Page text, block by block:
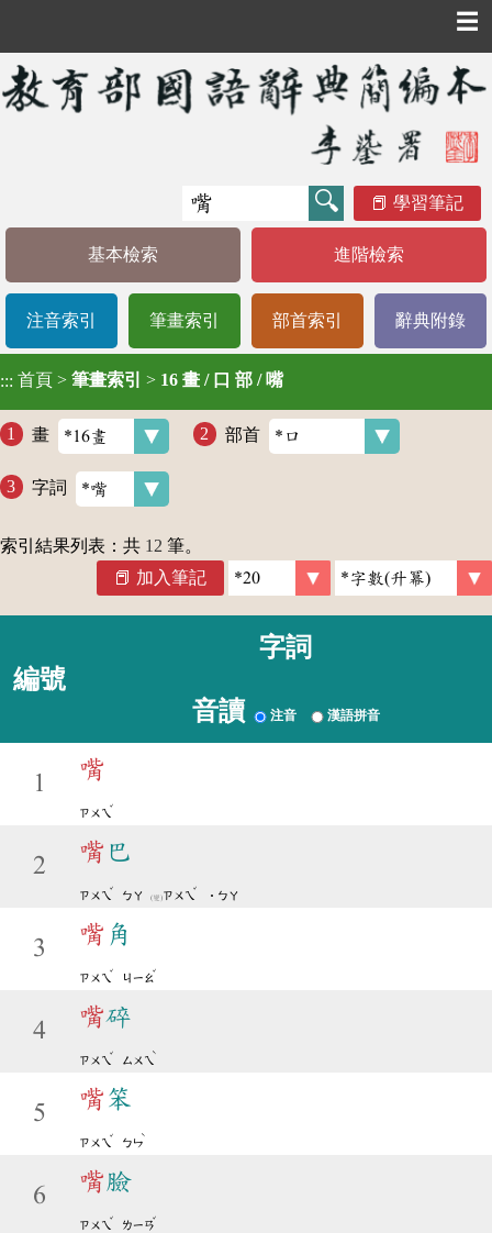
☰
學習筆記
基本檢索 進階檢索
注音索引 筆畫索引 部首索引 辭典附錄
::: 首頁 > 筆畫索引 > 16 畫 / 口 部 / 嘴
畫 部首
字詞
索引結果列表：共 12 筆。
加入筆記
編號
字詞
音讀 注音 漢語拼音
1
嘴
ㄗㄨㄟ
ˇ
2
嘴 巴
ㄗㄨㄟ
ˇ
ㄅㄚ (變)ㄗㄨㄟ
ˇ
˙ㄅㄚ
3
嘴 角
ㄗㄨㄟ
ˇ
ㄐㄧㄠ
ˇ
4
嘴碎
ㄗㄨㄟ
ˇ
ㄙㄨㄟ
ˋ
5
嘴 笨
ㄗㄨㄟ
ˇ
ㄅㄣ
ˋ
6
嘴臉
ㄗㄨㄟ
ˇ
ㄌㄧㄢ
ˇ